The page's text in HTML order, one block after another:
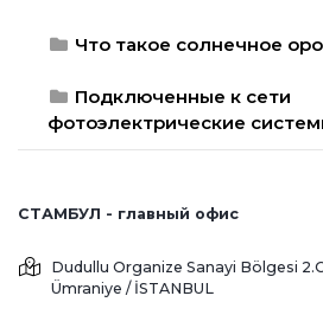
Что такое солнечное
Подключенные к сети
фотоэлектрические
СТАМБУЛ - главный офис
Dudullu Organize Sanayi Bölgesi
Ümraniye / İSTANBUL